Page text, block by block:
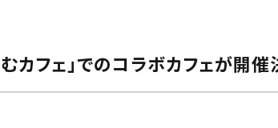
カフェ」でのコラボカフェが開催